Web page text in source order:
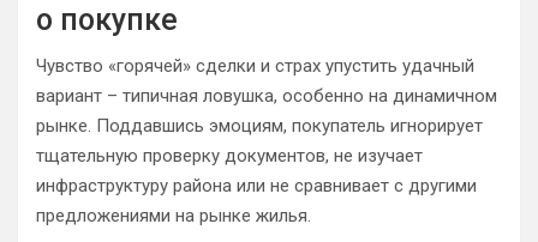
о покупке
Чувство «горячей» сделки и страх упустить удачный
вариант – типичная ловушка, особенно на динамичном
рынке. Поддавшись эмоциям, покупатель игнорирует
тщательную проверку документов, не изучает
инфраструктуру района или не сравнивает с другими
предложениями на рынке жилья.